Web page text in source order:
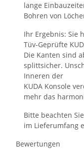
lange
Bohren von
Ihr Ergebnis: Sie
Tüv-Geprüfte
Die Kanten sind
splittsicher.
Inneren der
KUDA Konsole
mehr das
Bitte beachten
im Lieferumfang
Bewertungen